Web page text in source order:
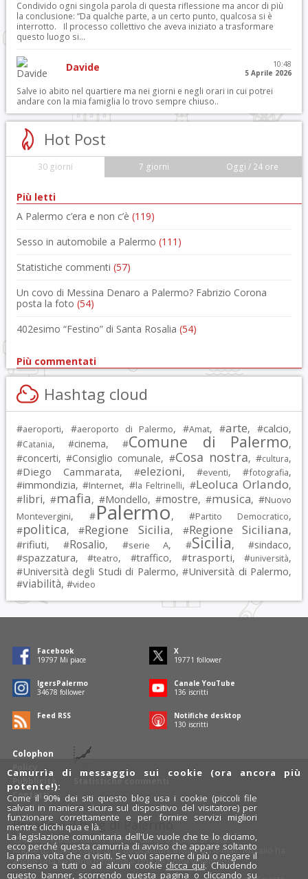
Condivido ogni singola parola di questa riflessione ma ancor di più
la conclusione: “Da qualche parte, a un certo punto, qualcosa si è
interrotto. Il processo collettivo che aveva iniziato a trasformare
questo luogo si...
Davide
10:48
5 Aprile 2026
Salve io abito nel quartiere ma nei giorni e negli orari in cui potrei
andare con la mia famiglia lo trovo sempre chiuso..
Hot Post
30 giorni 7 giorni Oggi / 24 ore
Più letti
A Palermo c’era e non c’è (119)
Sesso in automobile a Palermo (111)
Statistiche commenti (57)
Un covo di Messina Denaro a Palermo? Fabrizio Corona
posta la foto (54)
402esimo “Festino” di Santa Rosalia (54)
Più commentati
Hashtag cloud
#aeroporti, #aeroporto di Palermo, #Amat, #arte, #calcio,
#Catania, #cinema, #Comune di Palermo,
#concerti, #Consiglio comunale, #Cosa nostra, #cultura,
#Diego Cammarata, #elezioni, #eventi, #fotografia,
#immondizia, #Internet, #la Feltrinelli, #Leoluca Orlando,
#libri, #mafia, #Mondello, #mostre, #musica, #Nuovo
Montevergini, #Palermo, #Partito Democratico,
#politica, #Regione Sicilia, #Regione Siciliana,
#rifiuti, #Rosalio, #serie A, #Sicilia, #sindaco,
#spazzatura, #teatro, #traffico, #trasporti, #università,
#Università degli Studi di Palermo, #Università di Palermo,
#viabilità, #video
Colophon
Policy
Pubblicità
Contatti
Statistiche commenti
Facebook
19797 Mi piace
X
19771 follower
IgersPalermo
34678 follower
Canale YouTube
136 iscritti
Feed RSS
Notifiche desktop
130 iscritti
Rosalio è il blog di Palermo
754 autoriraccontano Palermo dal loro punto di vista.
Anche tu puoi essere uno degli autori: inviaci un' e-mail. Rosalio ha
anche una sezionefotobloge una sezionevideoblog.
Camurrìa di messaggio sui cookie (ora ancora più
potente!):
Come il 90% dei siti questo blog usa i cookie (piccoli file
salvati in maniera sicura sul dispositivo del visitatore) per
funzionare correttamente e per fornire servizi migliori
mentre clicchi qua e là.
La legislazione comunitaria dell'Ue vuole che te lo diciamo,
ecco perché questa camurrìa di avviso che appare soltanto
la prima volta che ci visiti. Se vuoi saperne di più o negare il
consenso a tutti o ad alcuni cookie clicca qui. Chiudendo
questo banner, scorrendo questa pagina o cliccando su